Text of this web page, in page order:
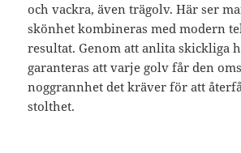
och vackra, även trägolv. Här ser
skönhet kombineras med modern
resultat. Genom att anlita skickliga
garanteras att varje golv får den
noggrannhet det kräver för att
stolthet.